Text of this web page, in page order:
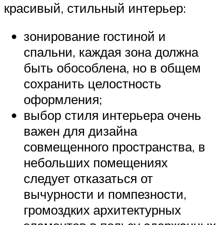
красивый, стильный интерьер:
зонирование гостиной и
спальни, каждая зона должна
быть обособлена, но в общем
сохранить целостность
оформления;
выбор стиля интерьера очень
важен для дизайна
совмещенного пространства, в
небольших помещениях
следует отказаться от
вычурности и помпезности,
громоздких архитектурных